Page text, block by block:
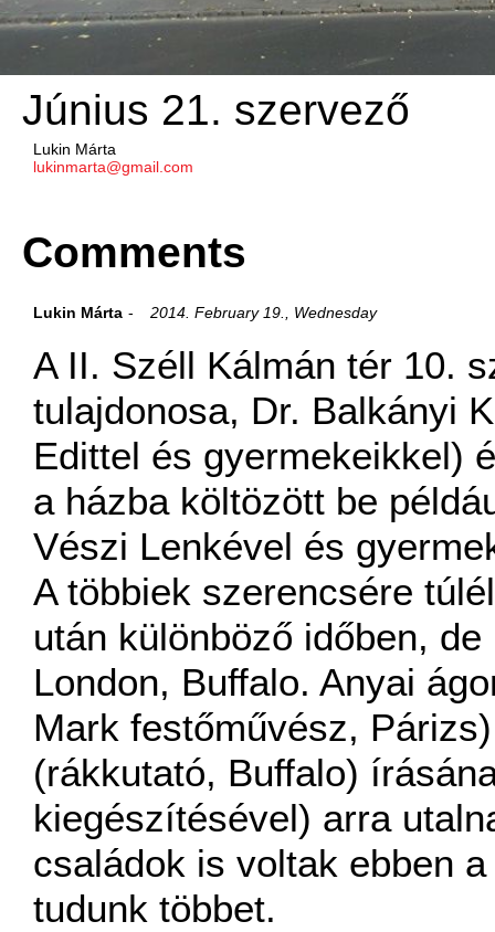
Június 21. szervező
Lukin Márta
lukinmarta@gmail.com
Comments
Lukin Márta 2014. February 19., Wednesday
A II. Széll Kálmán tér 10.
tulajdonosa, Dr. Balkányi
Edittel és gyermekeikkel)
a házba költözött be
Vészi Lenkével és
A többiek szerencsére
után különböző időben,
London, Buffalo. Anyai
Mark festőművész,
(rákkutató, Buffalo)
kiegészítésével) arra
családok is voltak ebben
tudunk többet.